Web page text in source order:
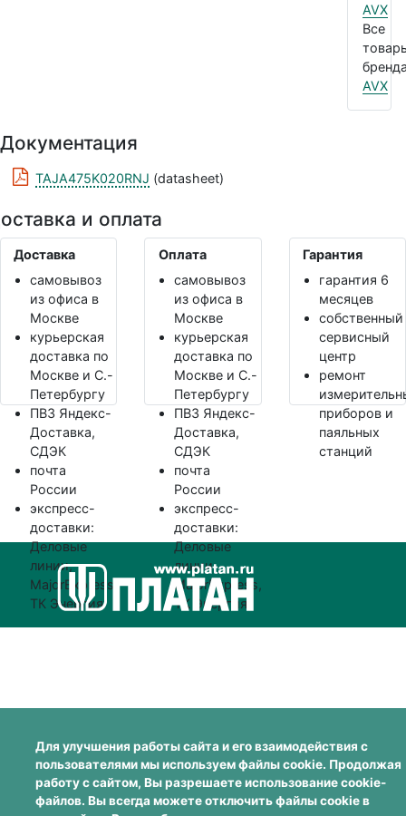
AVX
Все
AVX
Документация
TAJA475K020RNJ (datasheet)
и оплата
Доставка
самовывоз
из офиса в
Москве
курьерская
доставка по
Москве и С.-
Петербургу
ПВЗ Яндекс-
Доставка,
СДЭК
почта
России
экспресс-
доставки:
Деловые
линии,
MajorExpress,
ТК Энергия
Оплата
самовывоз
из офиса в
Москве
курьерская
доставка по
Москве и С.-
Петербургу
ПВЗ Яндекс-
Доставка,
СДЭК
почта
России
экспресс-
доставки:
Деловые
линии,
MajorExpress,
ТК Энергия
Гарантия
гарантия 6
месяцев
собственный
сервисный
центр
ремонт
приборов и
паяльных
станций
Для улучшения работы сайта и его взаимодействия с
пользователями мы используем файлы cookie. Продолжая
работу с сайтом, Вы разрешаете использование cookie-
файлов. Вы всегда можете отключить файлы cookie в